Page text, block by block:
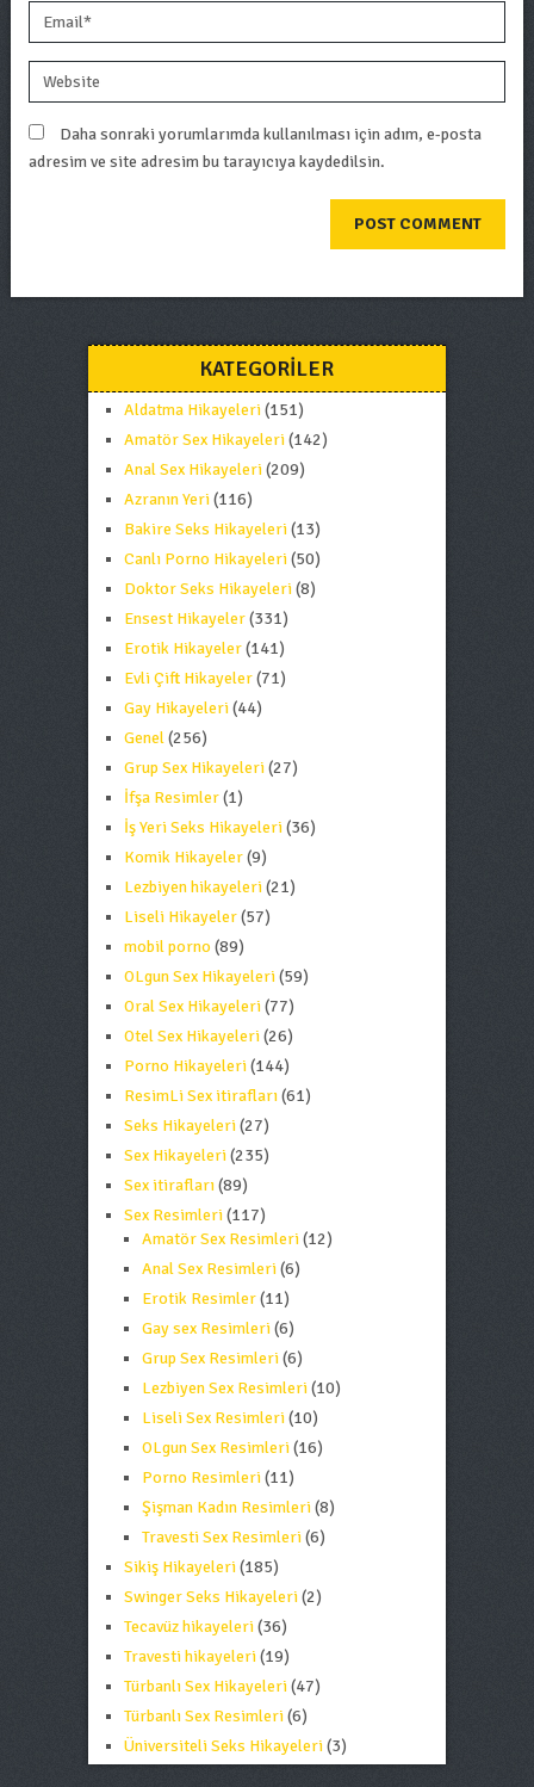
Daha sonraki yorumlarımda kullanılması için adım, e-posta
adresim ve site adresim bu tarayıcıya kaydedilsin.
KATEGORILER
Aldatma Hikayeleri(151)
Amatör Sex Hikayeleri(142)
Anal Sex Hikayeleri(209)
Azranın Yeri(116)
Bakire Seks Hikayeleri(13)
Canlı Porno Hikayeleri(50)
Doktor Seks Hikayeleri(8)
Ensest Hikayeler(331)
Erotik Hikayeler(141)
Evli Çift Hikayeler(71)
Gay Hikayeleri(44)
Genel(256)
Grup Sex Hikayeleri(27)
İfşa Resimler(1)
İş Yeri Seks Hikayeleri(36)
Komik Hikayeler(9)
Lezbiyen hikayeleri(21)
Liseli Hikayeler(57)
mobil porno (89)
OLgun Sex Hikayeleri(59)
Oral Sex Hikayeleri(77)
Otel Sex Hikayeleri(26)
Porno Hikayeleri(144)
ResimLi Sex itirafları(61)
Seks Hikayeleri(27)
Sex Hikayeleri(235)
Sex itirafları(89)
Sex Resimleri(117)
Amatör Sex Resimleri(12)
Anal Sex Resimleri(6)
Erotik Resimler(11)
Gay sex Resimleri(6)
Grup Sex Resimleri(6)
Lezbiyen Sex Resimleri(10)
Liseli Sex Resimleri(10)
OLgun Sex Resimleri(16)
Porno Resimleri(11)
Şişman Kadın Resimleri(8)
Travesti Sex Resimleri(6)
Sikiş Hikayeleri(185)
Swinger Seks Hikayeleri(2)
Tecavüz hikayeleri(36)
Travesti hikayeleri(19)
Türbanlı Sex Hikayeleri(47)
Türbanlı Sex Resimleri(6)
Üniversiteli Seks Hikayeleri(3)